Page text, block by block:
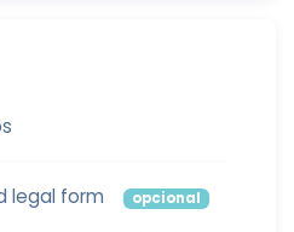
legal form opcional